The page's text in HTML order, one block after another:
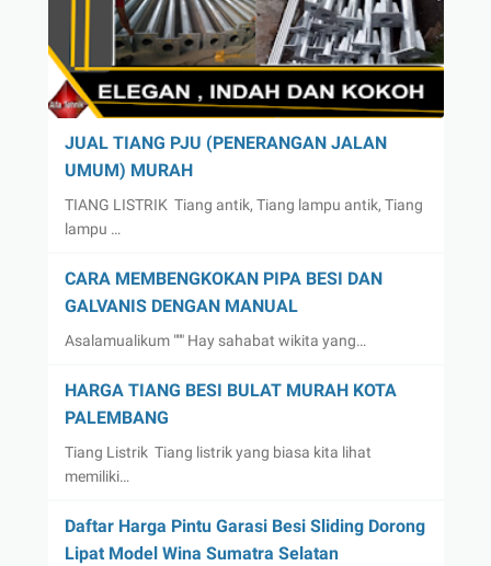
JUAL TIANG PJU (PENERANGAN JALAN
UMUM) MURAH
TIANG LISTRIK Tiang antik, Tiang lampu antik, Tiang
lampu …
CARA MEMBENGKOKAN PIPA BESI DAN
GALVANIS DENGAN MANUAL
Asalamualikum """ Hay sahabat wikita yang…
HARGA TIANG BESI BULAT MURAH KOTA
PALEMBANG
Tiang Listrik Tiang listrik yang biasa kita lihat
memiliki…
Daftar Harga Pintu Garasi Besi Sliding Dorong
Lipat Model Wina Sumatra Selatan